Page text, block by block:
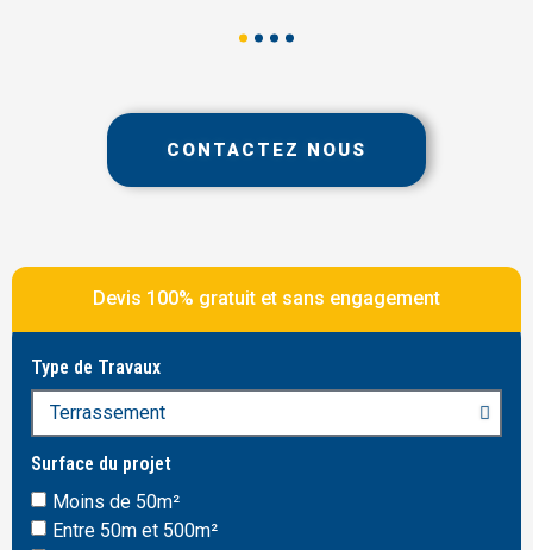
CONTACTEZ NOUS
Devis 100% gratuit et sans engagement
Type de Travaux
Surface du projet
Moins de 50m²
Entre 50m et 500m²